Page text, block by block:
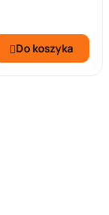
Do koszyka